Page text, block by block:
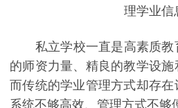
理学业信
私立学校一直是高素质教
的师资力量、精良的教学设
而传统的学业管理方式却存
系统不够高效、管理方式不够